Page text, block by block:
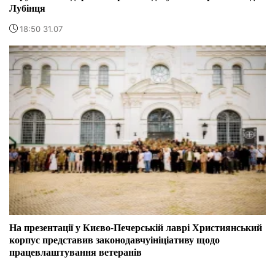
Лубінця
18:50 31.07
На презентації у Києво-Печерській лаврі Християнський
корпус представив законодавчуініціативу щодо
працевлаштування ветеранів